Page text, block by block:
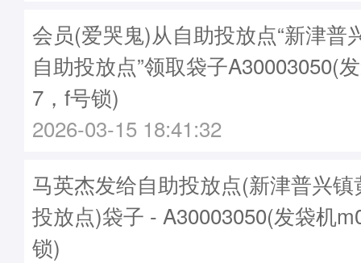
会员(爱哭鬼)从自助投放点“新津普
自助投放点”领取袋子A30003050(
7，f号锁)
2026-03-15 18:41:32
马英杰发给自助投放点(新津普兴
投放点)袋子 - A30003050(发袋机
锁)